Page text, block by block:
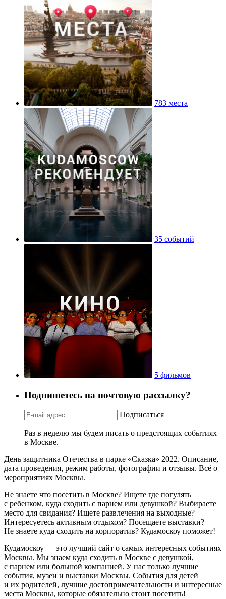
783 места
35 событий
5 фильмов
Подпишетесь на почтовую рассылку?
Подписаться
Раз в неделю мы будем писать о предстоящих событиях
в Москве.
День защитника Отечества в парке «Сказка» 2022. Описание,
дата проведения, режим работы, фотографии и отзывы. Всё о
мероприятиях Москвы.
Не знаете что посетить в Москве? Ищете где погулять
с ребенком, куда сходить с парнем или девушкой? Выбираете
место для свидания? Ищете развлечения на выходные?
Интересуетесь активным отдыхом? Посещаете выставки?
Не знаете куда сходить на корпоратив? Кудамоскоу поможет!
Кудамоскоу — это лучший сайт о самых интересных событиях
Москвы. Мы знаем куда сходить в Москве с девушкой,
с парнем или большой компанией. У нас только лучшие
события, музеи и выставки Москвы. События для детей
и их родителей, лучшие достопримечательности и интересные
места Москвы, которые обязательно стоит посетить!